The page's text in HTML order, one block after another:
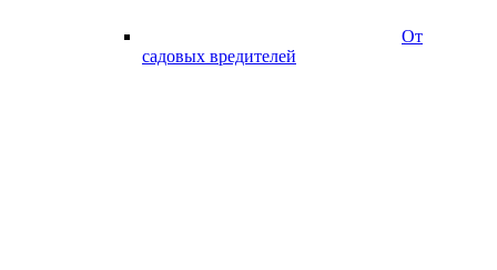
От
садовых вредителей